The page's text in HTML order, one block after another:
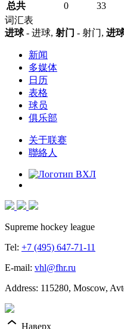
总共
0 33
词汇表
进球- 进球, 射门 - 射门, 进
新闻
多媒体
日历
表格
球员
俱乐部
关于联赛
聯絡人
Supreme hockey league
Tel: +7 (495) 647-71-11
E-mail: vhl@fhr.ru
Address: 115280, Moscow,
Наверх